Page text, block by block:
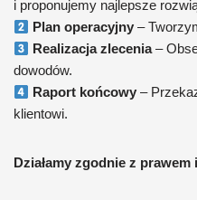
i proponujemy najlepsze
Plan operacyjny –
Realizacja zlecenia–
dowodów.
Raport końcowy –
klientowi.
Działamy zgodnie z